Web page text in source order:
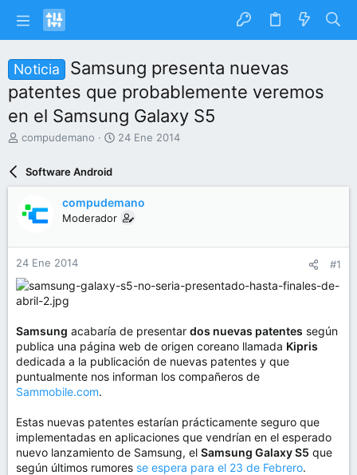
Noticia
Samsung presenta nuevas
patentes que probablemente veremos
en el Samsung Galaxy S5
I
a
r
d
e
l
t
m
a
compudemano
F
d
e
n
24 Ene 2014
Software Android
compudemano
Moderador
24 Ene 2014 #1
Samsung acabaría de presentar dos nuevas patentes según
publica una página web de origen coreano llamada Kipris
dedicada a la publicación de nuevas patentes y que
puntualmente nos informan los compañeros de
Sammobile.com.
Estas nuevas patentes estarían prácticamente seguro que
implementadas en aplicaciones que vendrían en el esperado
nuevo lanzamiento de Samsung, el Samsung Galaxy S5 que
según últimos rumores se espera para el 23 de Febrero.